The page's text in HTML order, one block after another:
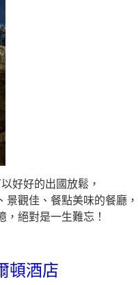
好好的出國放鬆，
觀佳、餐點美味的餐廳，
絕對是一生難忘！
頓酒店